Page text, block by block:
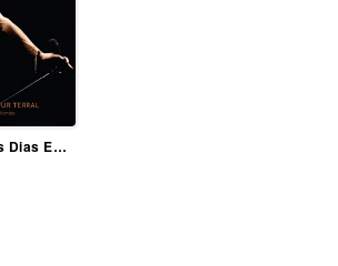
Tour Terral (Tres Dias En Las Ventas)(CD/DVD)